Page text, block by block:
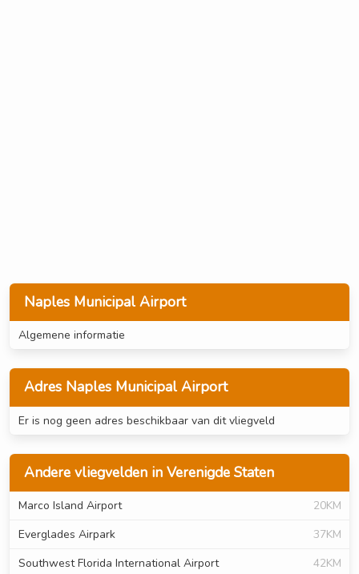
Naples Municipal Airport
Algemene informatie
Adres Naples Municipal Airport
Er is nog geen adres beschikbaar van dit vliegveld
Andere vliegvelden in Verenigde Staten
Marco Island Airport
20KM
Everglades Airpark
37KM
Southwest Florida International Airport
42KM